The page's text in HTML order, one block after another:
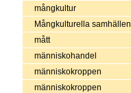
mångkultur
Mångkulturella samhällen
mått
människohandel
människokroppen
människokroppen